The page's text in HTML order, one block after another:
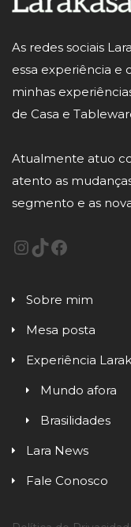
As redes sociais
essa experiência e
minhas
de Casa e
Atualmente atuo
atento as
segmento e as
Sobre mim
Mesa posta
Experiência
Mundo afora
Brasilidades
Lara News
Fale Conosco